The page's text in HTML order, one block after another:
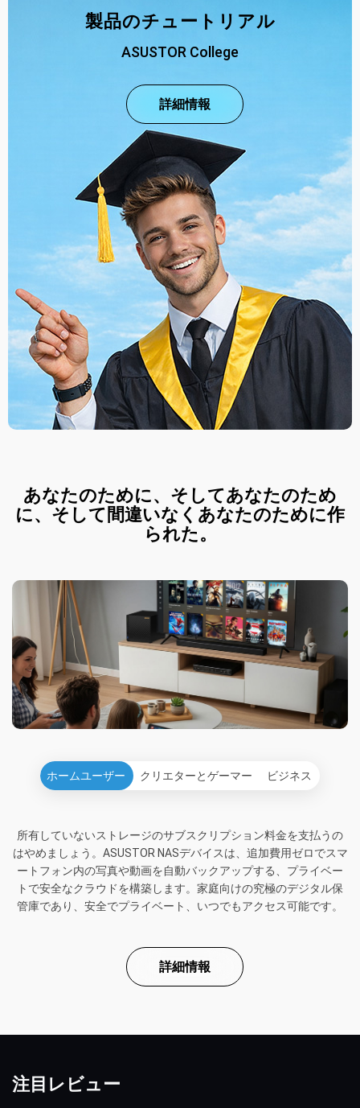
製品のチュートリアル
ASUSTOR College
詳細情報
あなたのために、そしてあなたのため
に、そして間違いなくあなたのために作
られた。
ホームユーザー クリエターとゲーマー ビジネス
所有していないストレージのサブスクリプション料金を支払うの
はやめましょう。ASUSTOR NASデバイスは、追加費用ゼロでスマ
ートフォン内の写真や動画を自動バックアップする、プライベー
トで安全なクラウドを構築します。家庭向けの究極のデジタル保
管庫であり、安全でプライベート、いつでもアクセス可能です。
詳細情報
注目レビュー